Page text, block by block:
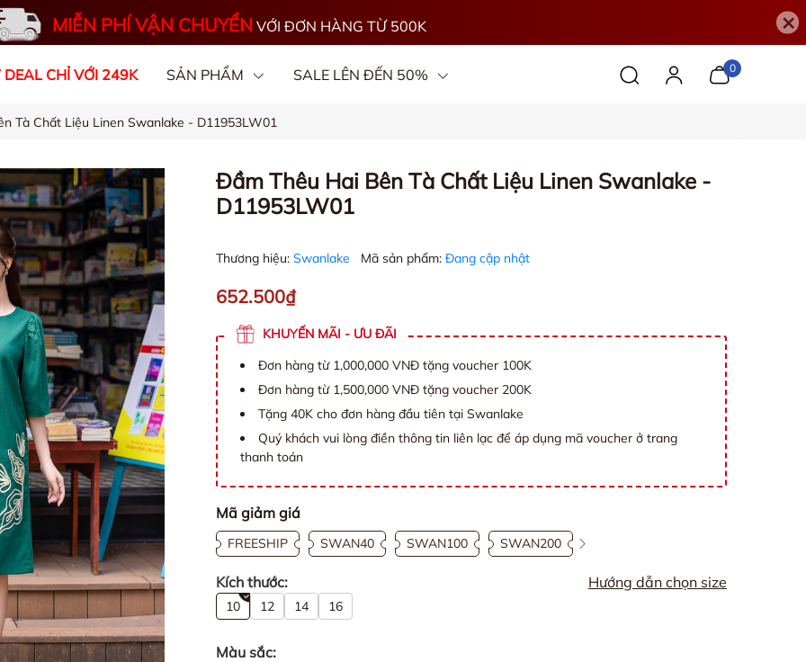
MIỄN PHÍ VẬN CHUYỂN VỚI ĐƠN HÀNG TỪ 500K ×
DEAL CHỈ VỚI 249K SẢN PHẨM SALE LÊN ĐẾN 50%
CHẤT VẢI
0
Tà Chất Liệu Linen Swanlake - D11953LW01
Đầm Thêu Hai Bên Tà Chất Liệu Linen Swanlake -
D11953LW01
Thương hiệu: Swanlake Mã sản phẩm: Đang cập nhật
652.500₫
KHUYẾN MÃI - ƯU ĐÃI
Đơn hàng từ 1,000,000 VNĐ tặng voucher 100K
Đơn hàng từ 1,500,000 VNĐ tặng voucher 200K
Tặng 40K cho đơn hàng đầu tiên tại Swanlake
Quý khách vui lòng điền thông tin liên lạc để áp dụng mã voucher ở trang
thanh toán
Mã giảm giá
FREESHIP SWAN40 SWAN100 SWAN200
Kích thước: Hướng dẫn chọn size
10 12 14 16
Màu sắc: